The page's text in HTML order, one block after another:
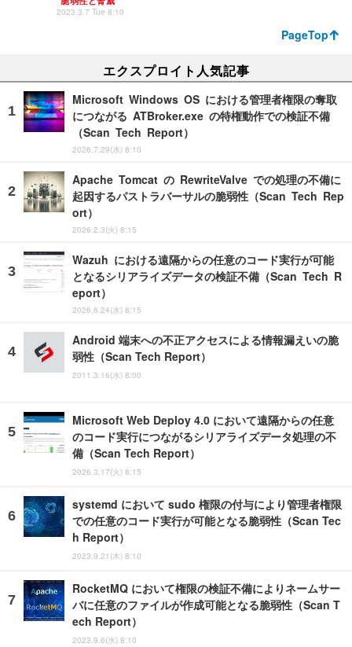
2023.3.7 Tue 8:10
PageTop
エクスプロイト人気記事
Microsoft Windows OS における管理者権限の奪取
につながる ATBroker.exe の特権動作での検証不備
（Scan Tech Report）
2026.7.29(水) 8:10
Apache Tomcat の RewriteValve での処理の不備に
起因するパストラバーサルの脆弱性（Scan Tech Rep
ort）
2026.2.3(火) 8:15
Wazuh における遠隔からの任意のコード実行が可能
となるシリアライズデータの検証不備（Scan Tech R
eport）
2026.6.24(水) 8:15
Android 端末への不正アクセスによる情報漏えいの脆
弱性（Scan Tech Report）
2011.3.16(水) 8:00
Microsoft Web Deploy 4.0 において遠隔からの任意
のコード実行につながるシリアライズデータ処理の不
備（Scan Tech Report）
2026.3.17(火) 8:15
systemd において sudo 権限の付与により管理者権限
での任意のコード実行が可能となる脆弱性（Scan Tec
h Report）
2023.9.21(木) 8:10
RocketMQ において権限の検証不備によりネームサー
バに任意のファイルが作成可能となる脆弱性（Scan T
ech Report）
2023.9.6(水) 8:10